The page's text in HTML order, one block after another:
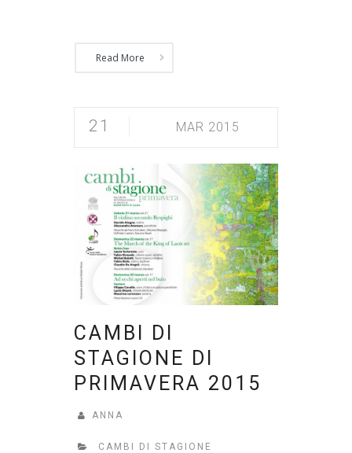
Read More
21 MAR 2015
CAMBI DI
STAGIONE DI
PRIMAVERA 2015
ANNA
CAMBI DI STAGIONE